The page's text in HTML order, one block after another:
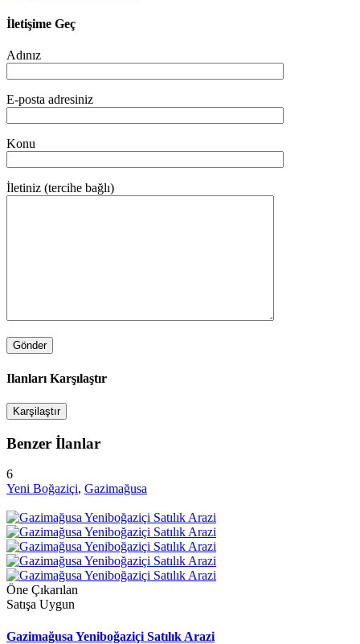
İletişime Geç
Adınız
E-posta adresiniz
Konu
İletiniz (tercihe bağlı)
Ilanları Karşılaştır
Karşilaştır
Benzer İlanlar
6
Yeni Boğaziçi, Gazimağusa
Öne Çıkarılan
Satışa Uygun
Gazimağusa Yeniboğaziçi Satılık Arazi